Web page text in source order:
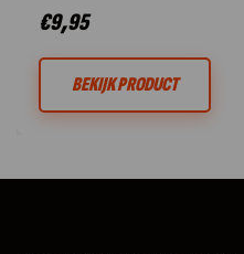
€9,95
BEKIJK PRODUCT